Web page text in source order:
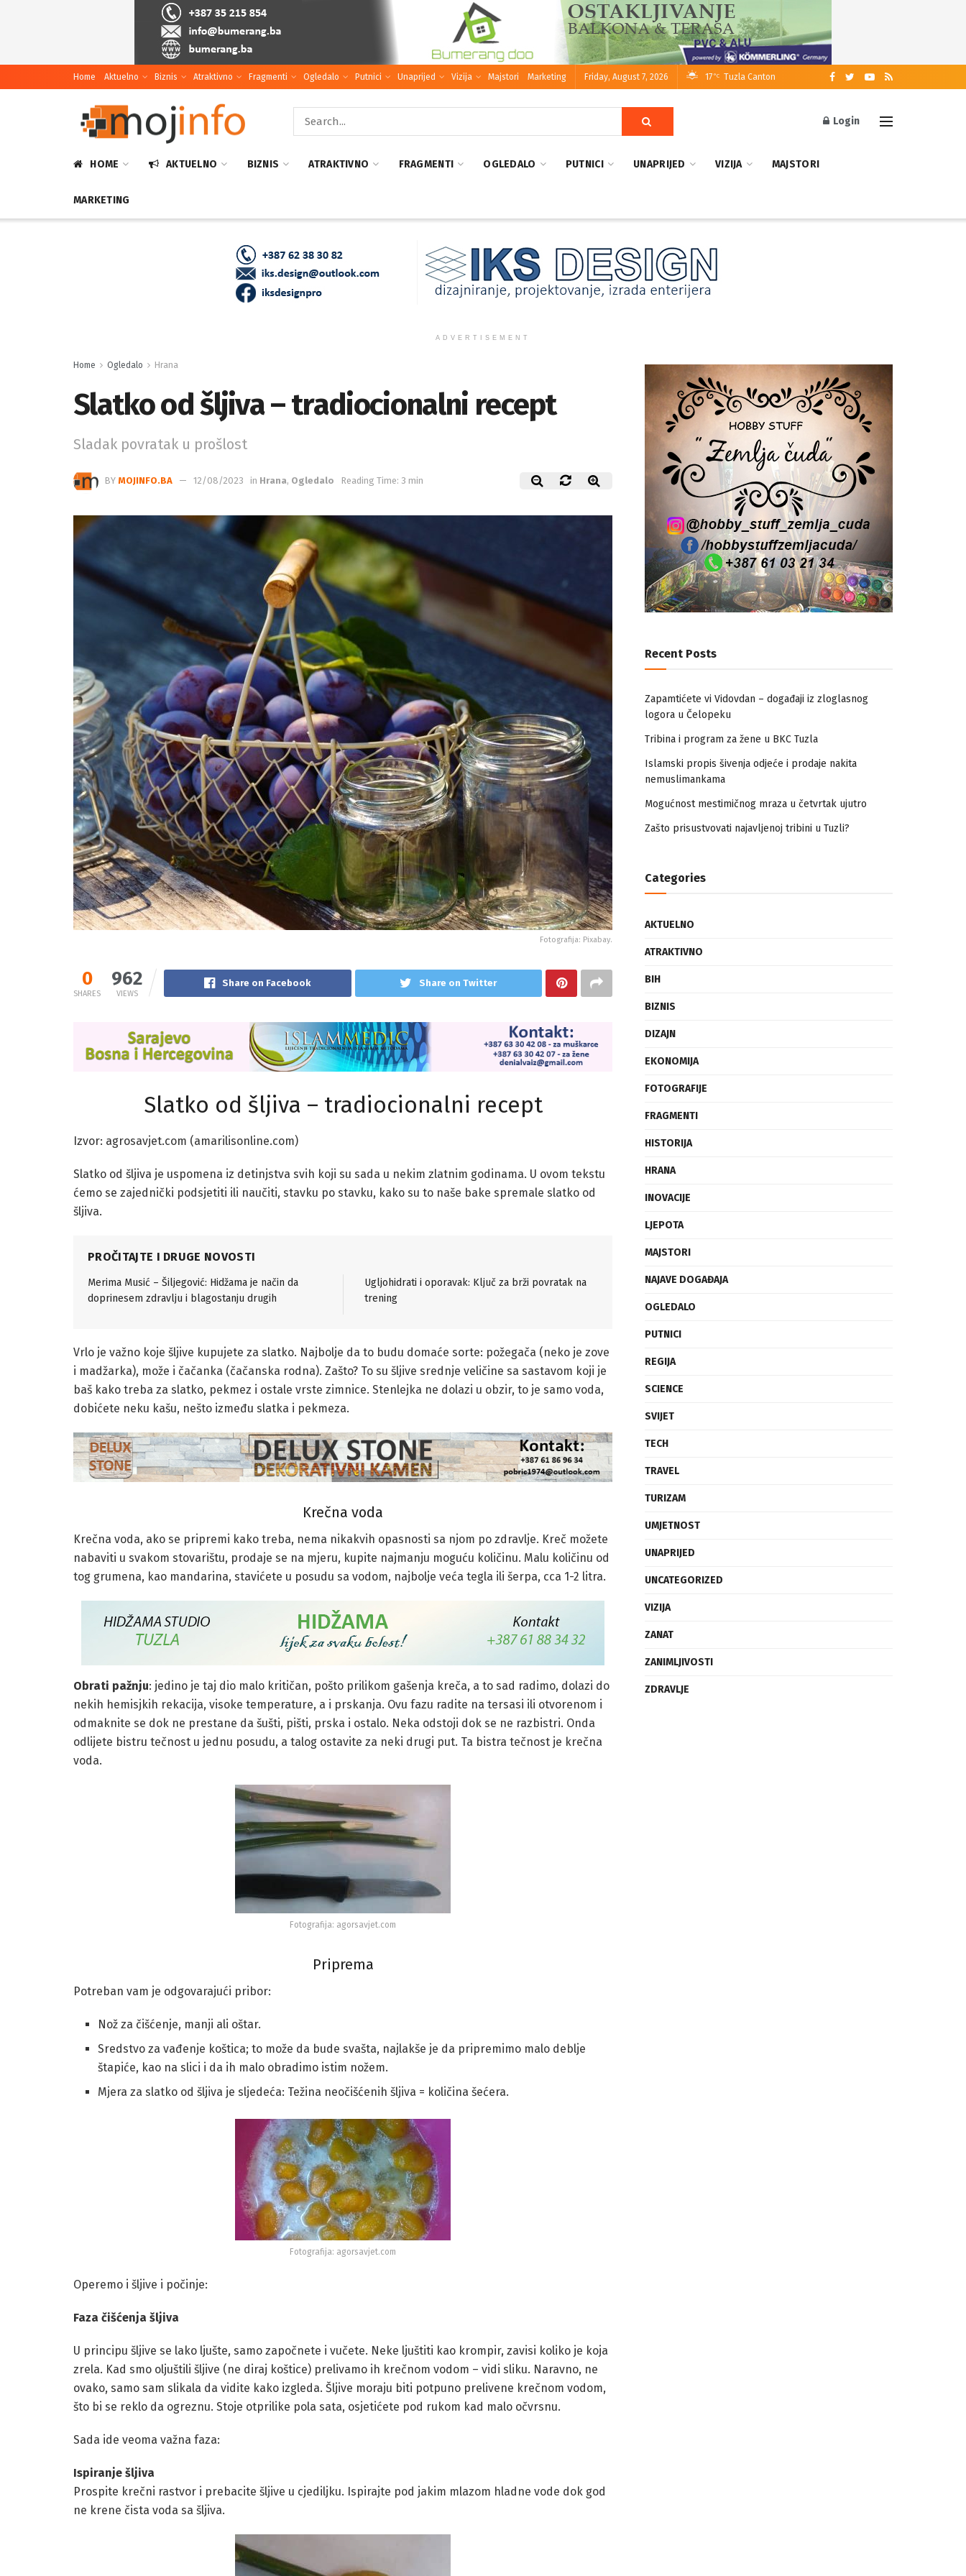
Home Aktuelno Biznis Atraktivno Fragmenti Ogledalo Putnici Unaprijed Vizija Majstori Marketing Friday, August 7, 2026 17 °C Tuzla Canton
Login
HOME AKTUELNO BIZNIS ATRAKTIVNO FRAGMENTI OGLEDALO PUTNICI UNAPRIJED VIZIJA MAJSTORI
MARKETING
ADVERTISEMENT
Home Ogledalo Hrana
Slatko od šljiva – tradiocionalni recept
Sladak povratak u prošlost
BY MOJINFO.BA 12/08/2023 in Hrana, Ogledalo Reading Time: 3 min
Fotografija: Pixabay.
0
SHARES
962
VIEWS
Share on Facebook Share on Twitter
Slatko od šljiva – tradiocionalni recept
Izvor: agrosavjet.com (amarilisonline.com)
Slatko od šljiva je uspomena iz detinjstva svih koji su sada u nekim zlatnim godinama. U ovom tekstu
ćemo se zajednički podsjetiti ili naučiti, stavku po stavku, kako su to naše bake spremale slatko od
šljiva.
PROČITAJTE I DRUGE NOVOSTI
Merima Musić – Šiljegović: Hidžama je način da
doprinesem zdravlju i blagostanju drugih
Ugljohidrati i oporavak: Ključ za brži povratak na
trening
Vrlo je važno koje šljive kupujete za slatko. Najbolje da to budu domaće sorte: požegača (neko je zove
i madžarka), može i čačanka (čačanska rodna). Zašto? To su šljive srednje veličine sa sastavom koji je
baš kako treba za slatko, pekmez i ostale vrste zimnice. Stenlejka ne dolazi u obzir, to je samo voda,
dobićete neku kašu, nešto između slatka i pekmeza.
Krečna voda
Krečna voda, ako se pripremi kako treba, nema nikakvih opasnosti sa njom po zdravlje. Kreč možete
nabaviti u svakom stovarištu, prodaje se na mjeru, kupite najmanju moguću količinu. Malu količinu od
tog grumena, kao mandarina, stavićete u posudu sa vodom, najbolje veća tegla ili šerpa, cca 1-2 litra.
Obrati pažnju: jedino je taj dio malo kritičan, pošto prilikom gašenja kreča, a to sad radimo, dolazi do
nekih hemisjkih rekacija, visoke temperature, a i prskanja. Ovu fazu radite na tersasi ili otvorenom i
odmaknite se dok ne prestane da šušti, pišti, prska i ostalo. Neka odstoji dok se ne razbistri. Onda
odlijete bistru tečnost u jednu posudu, a talog ostavite za neki drugi put. Ta bistra tečnost je krečna
voda.
Fotografija: agorsavjet.com
Priprema
Potreban vam je odgovarajući pribor:
Nož za čišćenje, manji ali oštar.
Sredstvo za vađenje koštica; to može da bude svašta, najlakše je da pripremimo malo deblje
štapiće, kao na slici i da ih malo obradimo istim nožem.
Mjera za slatko od šljiva je sljedeća: Težina neočišćenih šljiva = količina šećera.
Fotografija: agorsavjet.com
Operemo i šljive i počinje:
Faza čišćenja šljiva
U principu šljive se lako ljušte, samo započnete i vučete. Neke ljuštiti kao krompir, zavisi koliko je koja
zrela. Kad smo oljuštili šljive (ne diraj koštice) prelivamo ih krečnom vodom – vidi sliku. Naravno, ne
ovako, samo sam slikala da vidite kako izgleda. Šljive moraju biti potpuno prelivene krečnom vodom,
što bi se reklo da ogreznu. Stoje otprilike pola sata, osjetićete pod rukom kad malo očvrsnu.
Sada ide veoma važna faza:
Ispiranje šljiva
Prospite krečni rastvor i prebacite šljive u cjediljku. Ispirajte pod jakim mlazom hladne vode dok god
ne krene čista voda sa šljiva.
Recent Posts
Zapamtićete vi Vidovdan – događaji iz zloglasnog
logora u Čelopeku
Tribina i program za žene u BKC Tuzla
Islamski propis šivenja odjeće i prodaje nakita
nemuslimankama
Mogućnost mestimičnog mraza u četvrtak ujutro
Zašto prisustvovati najavljenoj tribini u Tuzli?
Categories
AKTUELNO
ATRAKTIVNO
BIH
BIZNIS
DIZAJN
EKONOMIJA
FOTOGRAFIJE
FRAGMENTI
HISTORIJA
HRANA
INOVACIJE
LJEPOTA
MAJSTORI
NAJAVE DOGAĐAJA
OGLEDALO
PUTNICI
REGIJA
SCIENCE
SVIJET
TECH
TRAVEL
TURIZAM
UMJETNOST
UNAPRIJED
UNCATEGORIZED
VIZIJA
ZANAT
ZANIMLJIVOSTI
ZDRAVLJE